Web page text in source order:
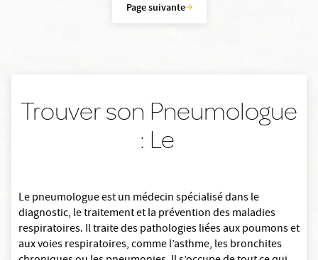
Page suivante
Trouver son Pneumologue
: Le
Le pneumologue est un médecin spécialisé dans le
diagnostic, le traitement et la prévention des maladies
respiratoires. Il traite des pathologies liées aux poumons et
aux voies respiratoires, comme l’asthme, les bronchites